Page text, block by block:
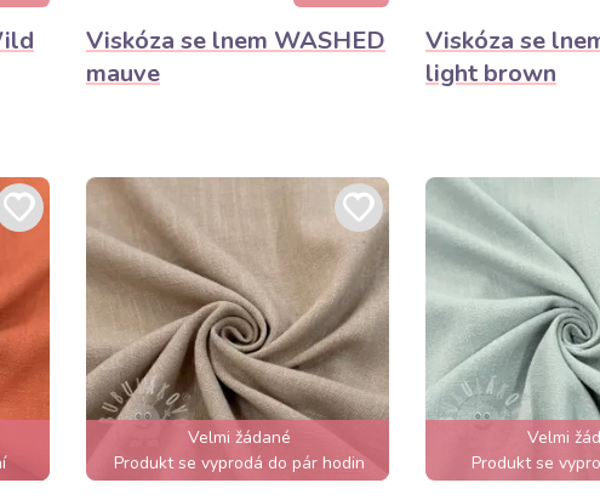
Viskóza se lnem WASHED
mauve
Viskóza se
light brown
Velmi žádané
Produkt se vyprodá do pár hodin
Velmi
Produkt se